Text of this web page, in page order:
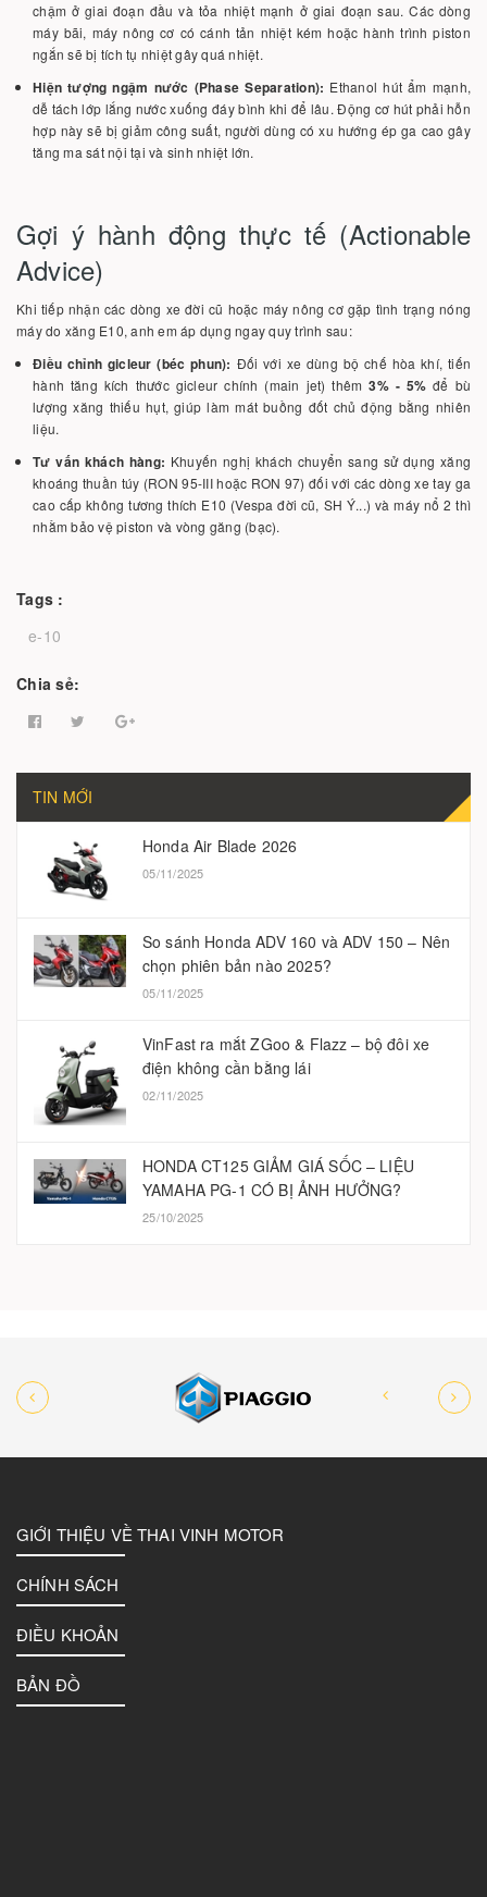
chậm ở giai đoạn đầu và tỏa nhiệt mạnh ở giai đoạn sau. Các dòng
máy bãi, máy nông cơ có cánh tản nhiệt kém hoặc hành trình piston
ngắn sẽ bị tích tụ nhiệt gây quá nhiệt.
Hiện tượng ngậm nước (Phase Separation): Ethanol hút ẩm mạnh,
dễ tách lớp lắng nước xuống đáy bình khi để lâu. Động cơ hút phải hỗn
hợp này sẽ bị giảm công suất, người dùng có xu hướng ép ga cao gây
tăng ma sát nội tại và sinh nhiệt lớn.
Gợi ý hành động thực tế (Actionable
Advice)
Khi tiếp nhận các dòng xe đời cũ hoặc máy nông cơ gặp tình trạng nóng
máy do xăng E10, anh em áp dụng ngay quy trình sau:
Điều chỉnh gicleur (béc phun): Đối với xe dùng bộ chế hòa khí, tiến
hành tăng kích thước gicleur chính (main jet) thêm3% - 5% để bù
lượng xăng thiếu hụt, giúp làm mát buồng đốt chủ động bằng nhiên
liệu.
Tư vấn khách hàng: Khuyến nghị khách chuyển sang sử dụng xăng
khoáng thuần túy (RON 95-III hoặc RON 97) đối với các dòng xe tay ga
cao cấp không tương thích E10 (Vespa đời cũ, SH Ý...) và máy nổ 2 thì
nhằm bảo vệ piston và vòng găng (bạc).
Tags :
e-10
Chia sẻ:
TIN MỚI
Honda Air Blade 2026
05/11/2025
So sánh Honda ADV 160 và ADV 150 – Nên
chọn phiên bản nào 2025?
05/11/2025
VinFast ra mắt ZGoo & Flazz – bộ đôi xe
điện không cần bằng lái
02/11/2025
HONDA CT125 GIẢM GIÁ SỐC – LIỆU
YAMAHA PG-1 CÓ BỊ ẢNH HƯỞNG?
25/10/2025
GIỚI THIỆU VỀ THAI VINH MOTOR
CHÍNH SÁCH
ĐIỀU KHOẢN
BẢN ĐỒ